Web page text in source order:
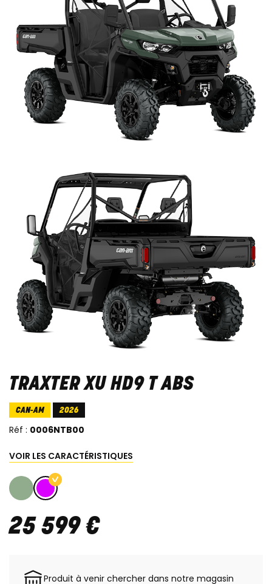
TRAXTER XU HD9 T ABS
CAN-AM 2026
Réf : 0006NTB00
VOIR LES CARACTÉRISTIQUES
25 599€
Produit à venir chercher dans notre magasin